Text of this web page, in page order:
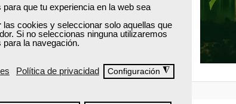
para que tu experiencia en la web sea
las cookies y seleccionar solo aquellas que
Si no seleccionas ninguna utilizaremos
la navegación.
Política de privacidad Configuración ◮